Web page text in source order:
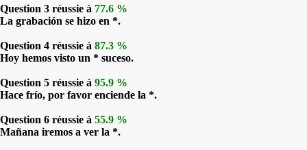
Question 3 réussie à 77.6 %
La grabación se hizo en *.
Question 4 réussie à 87.3 %
Hoy hemos visto un * suceso.
Question 5 réussie à 95.9 %
Hace frío, por favor enciende la *.
Question 6 réussie à 55.9 %
Mañana iremos a ver la *.